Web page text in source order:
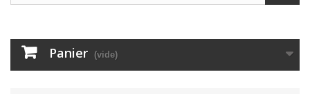
Panier (vide)